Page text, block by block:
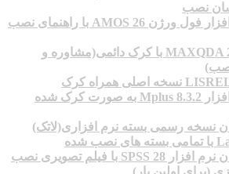
نصب
دانلود نرم افزار فول ورژن AMOS 26 با راهنمای نصب
دانلود MAXQDA 2020 با کرک دائمی(مشاوره و
دانلود نرم افزار Mplus 8.3.2 به صورت کرک شده
نسخه رسمی بسته نرم افزاری(لاتک)
دانلود رایگان نرم افزار SPSS 28 با فیلم تصویری نصب
(برای اولین بار)